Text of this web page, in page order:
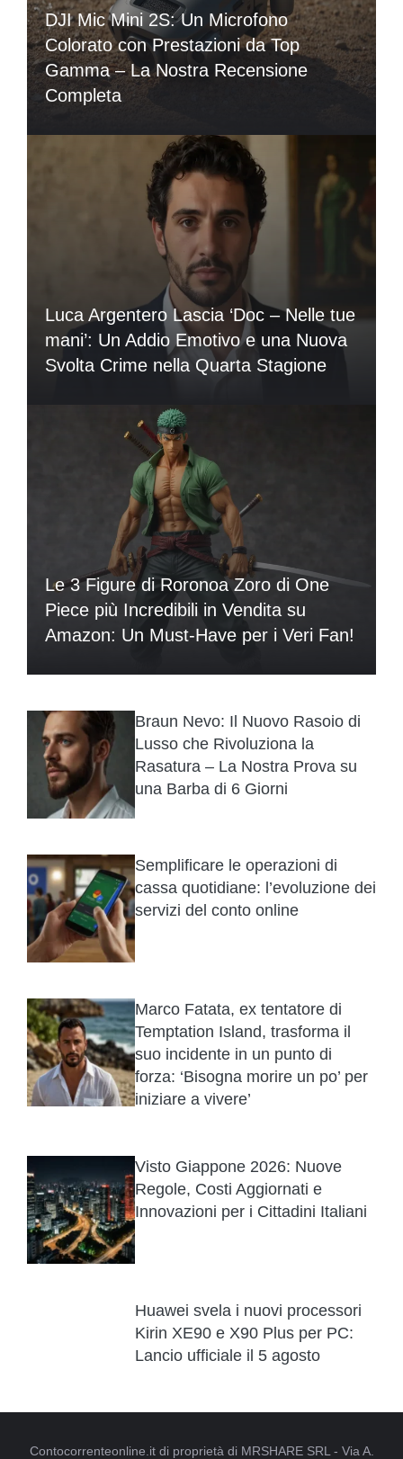
DJI Mic Mini 2S: Un Microfono
Colorato con Prestazioni da Top
Gamma – La Nostra Recensione
Completa
Luca Argentero Lascia ‘Doc – Nelle tue
mani’: Un Addio Emotivo e una Nuova
Svolta Crime nella Quarta Stagione
Le 3 Figure di Roronoa Zoro di One
Piece più Incredibili in Vendita su
Amazon: Un Must-Have per i Veri Fan!
Braun Nevo: Il Nuovo Rasoio di
Lusso che Rivoluziona la
Rasatura – La Nostra Prova su
una Barba di 6 Giorni
Semplificare le operazioni di
cassa quotidiane: l’evoluzione dei
servizi del conto online
Marco Fatata, ex tentatore di
Temptation Island, trasforma il
suo incidente in un punto di
forza: ‘Bisogna morire un po’ per
iniziare a vivere’
Visto Giappone 2026: Nuove
Regole, Costi Aggiornati e
Innovazioni per i Cittadini Italiani
Huawei svela i nuovi processori
Kirin XE90 e X90 Plus per PC:
Lancio ufficiale il 5 agosto
Contocorrenteonline.it di proprietà di MRSHARE SRL - Via A.